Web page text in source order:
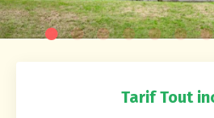
Tarif Tout